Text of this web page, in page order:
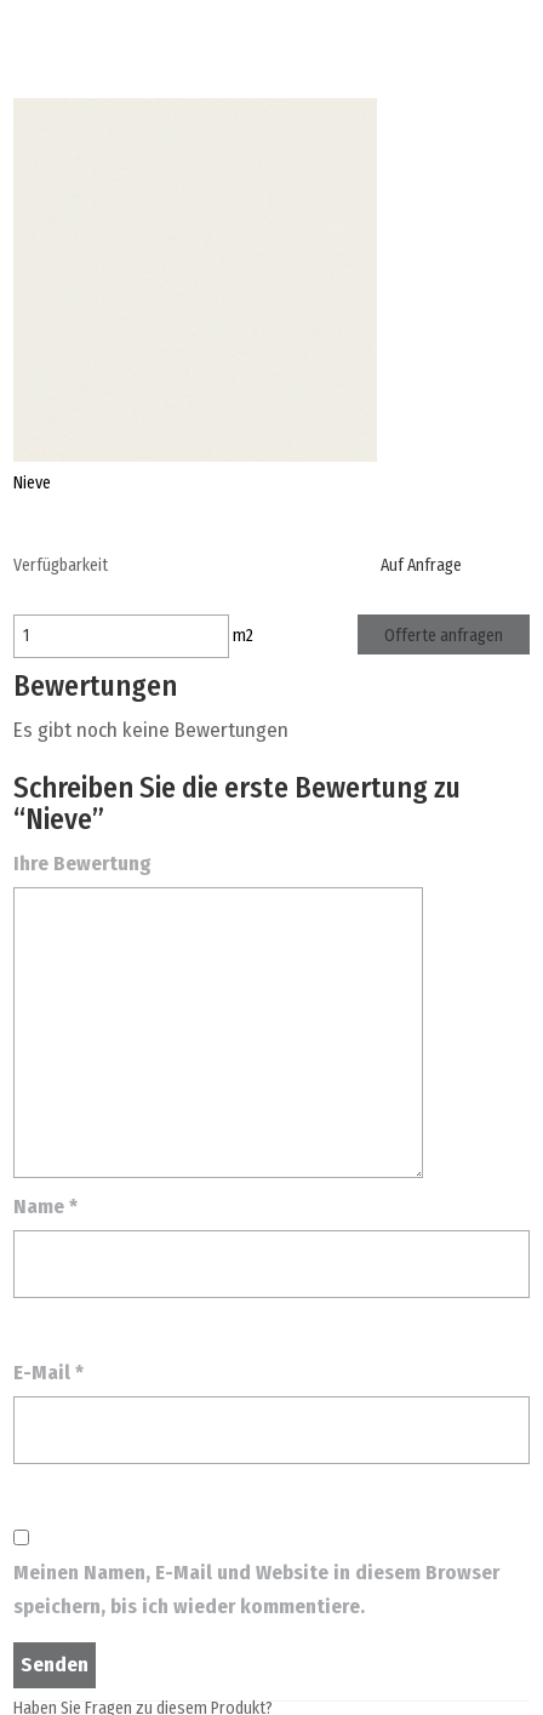
Nieve
Verfügbarkeit Auf Anfrage
m2 Offerte anfragen
Bewertungen
Es gibt noch keine Bewertungen
Schreiben Sie die erste Bewertung zu
“Nieve”
Ihre Bewertung
Name*
E-Mail*
Meinen Namen, E-Mail und Website in diesem Browser
speichern, bis ich wieder kommentiere.
Haben Sie Fragen zu diesem Produkt?